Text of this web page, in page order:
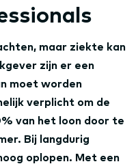
maar ziekte kan
zijn er een
moet worden
verplicht om de
van het loon door te
Bij langdurig
oplopen. Met een